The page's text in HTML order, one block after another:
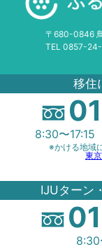
〒680-0846
TEL 0857-
移住
8:30〜17:15
※かける地域
東
IJUターン
8:30